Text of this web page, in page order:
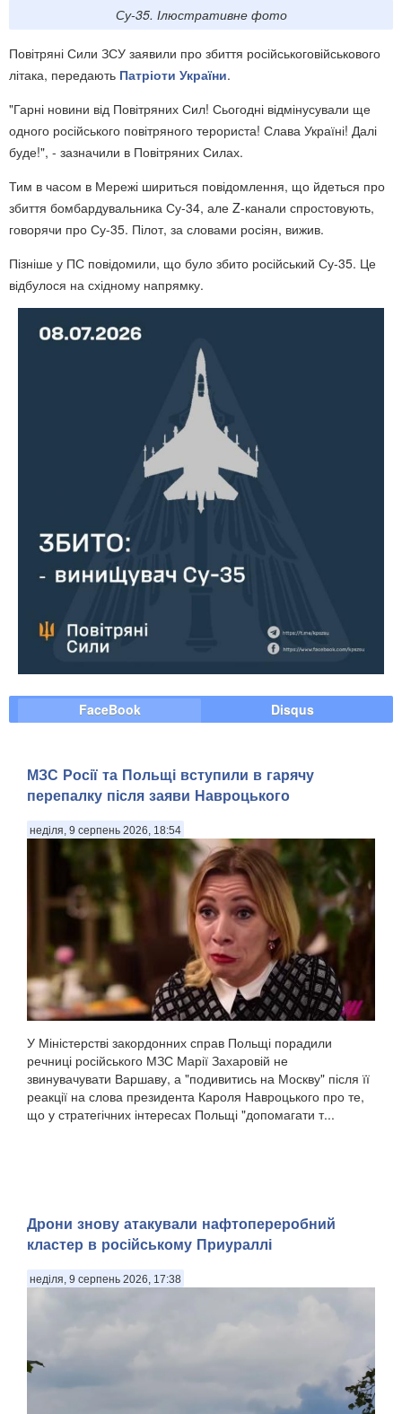
Су-35. Ілюстративне фото
Повітряні Сили ЗСУ заявили про збиття російськоговійськового
літака, передають Патріоти України.
"Гарні новини від Повітряних Сил! Сьогодні відмінусували ще
одного російського повітряного терориста! Слава Україні! Далі
буде!", - зазначили в Повітряних Силах.
Тим в часом в Мережі шириться повідомлення, що йдеться про
збиття бомбардувальника Су-34, але Z-канали спростовують,
говорячи про Су-35. Пілот, за словами росіян, вижив.
Пізніше у ПС повідомили, що було збито російський Су-35. Це
відбулося на східному напрямку.
FaceBook Disqus
МЗС Росії та Польщі вступили в гарячу
перепалку після заяви Навроцького
неділя, 9 серпень 2026, 18:54
У Міністерстві закордонних справ Польщі порадили
речниці російського МЗС Марії Захаровій не
звинувачувати Варшаву, а "подивитись на Москву" після її
реакції на слова президента Кароля Навроцького про те,
що у стратегічних інтересах Польщі "допомагати т...
Дрони знову атакували нафтопереробний
кластер в російському Приураллі
неділя, 9 серпень 2026, 17:38